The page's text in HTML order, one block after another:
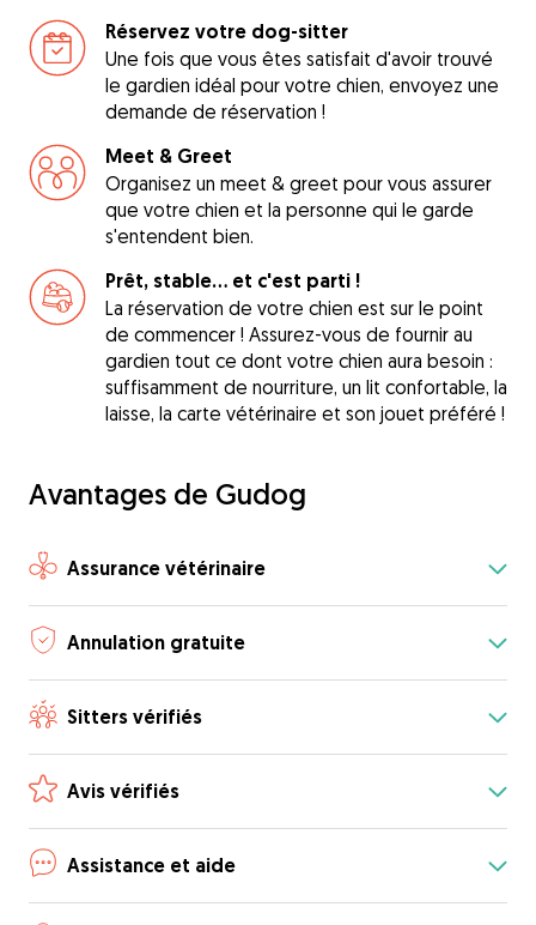
Réservez votre dog-sitter
Une fois que vous êtes satisfait d'avoir trouvé
le gardien idéal pour votre chien, envoyez une
demande de réservation !
Meet & Greet
Organisez un meet & greet pour vous assurer
que votre chien et la personne qui le garde
s'entendent bien.
Prêt, stable... et c'est parti !
La réservation de votre chien est sur le point
de commencer ! Assurez-vous de fournir au
gardien tout ce dont votre chien aura besoin :
suffisamment de nourriture, un lit confortable, la
laisse, la carte vétérinaire et son jouet préféré !
Avantages de Gudog
Assurance vétérinaire
Annulation gratuite
Sitters vérifiés
Avis vérifiés
Assistance et aide